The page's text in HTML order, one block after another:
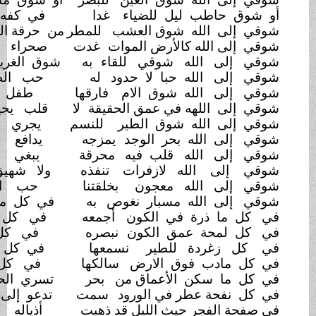
للضياء غدا
العشب
للمطر
الموات
غدت
للقاء
به
لا حدود
له
الام فارقها
عمق الحقيقة لا
الطير للنسم
الوجديمزجه
فيهمحرقة
تنفذه
معجون بخلقتنا
نغوص
به
الكون
أجمعه
الكون
نبصره
نسمعها
الارض
سالكها
من بحر
الورود
سمت
الليل قد ذهبت
في كفه النور ضوءا غيرمنحسر
من حرقة الشمس بات العشب
كالأثر
صحراء تحلم في زخ منالمطر
شوق الغريب أضاع الدرب في سفر
حب الظلام إلى نور من القمر
طفل رضيع بلا ثدي
لمعتصر
قلب يحيط ولا عقل لذي
فكر
يجري به سابحا كاللاعبالنكر
يدافع الموج فيه نحو محتفر
يبغي ارتواء ولا ري
لمنتظر
ولا شهيق ليطفي باعث
الشرر
حب الإله سماوات بلا جدر
في كل معنى بعمق الروح
منغمر
في كل قلب بذكر الله مزدهر
في كل موجة بحر هاديء حذر
في كل صوت لرعد غاضب
نذر
في كل حي دقيق الصنع مندثر
تسري الحياة به في صمت محتضر
تدعو إلى الله في همس له سرر
أذياله غرقت في هدأةالبحر